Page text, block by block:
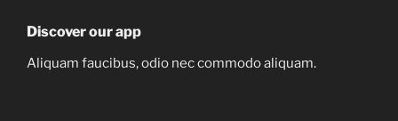
Discover our app
Aliquam faucibus, odio nec commodo aliquam.